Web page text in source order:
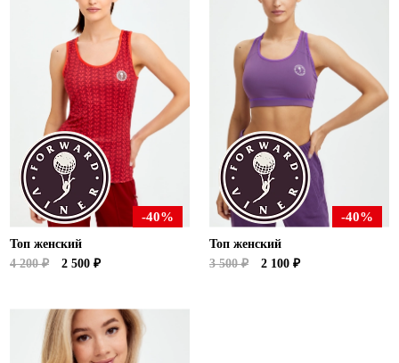
-40%
Топ женский
4 200 ₽
2 500 ₽
-40%
Топ женский
3 500 ₽
2 100 ₽